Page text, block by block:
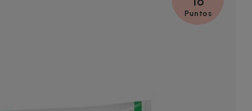
Puntos